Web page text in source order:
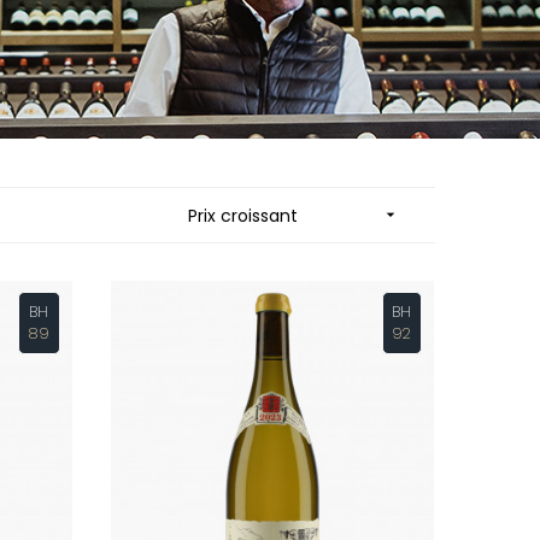
JB
ET FILS
ROLAND
BAPTISTE
MUZARD LUCIEN
N
NAUDIN-FERRAND
NICOLAS
NOELLAT GEORGES
NOELLAT MICHEL
P
PACALET PHILIPPE
PASCAL JOSEPH
PATAILLE LAURENT
PATAILLE SYLVAIN
PATTES-LOUP - THOMAS PICO
PERNOT ALVINA
PERNOT PAUL
PERROT-MINOT
PICAMELOT LOUIS
Prix croissant 
BH
89
BH
92